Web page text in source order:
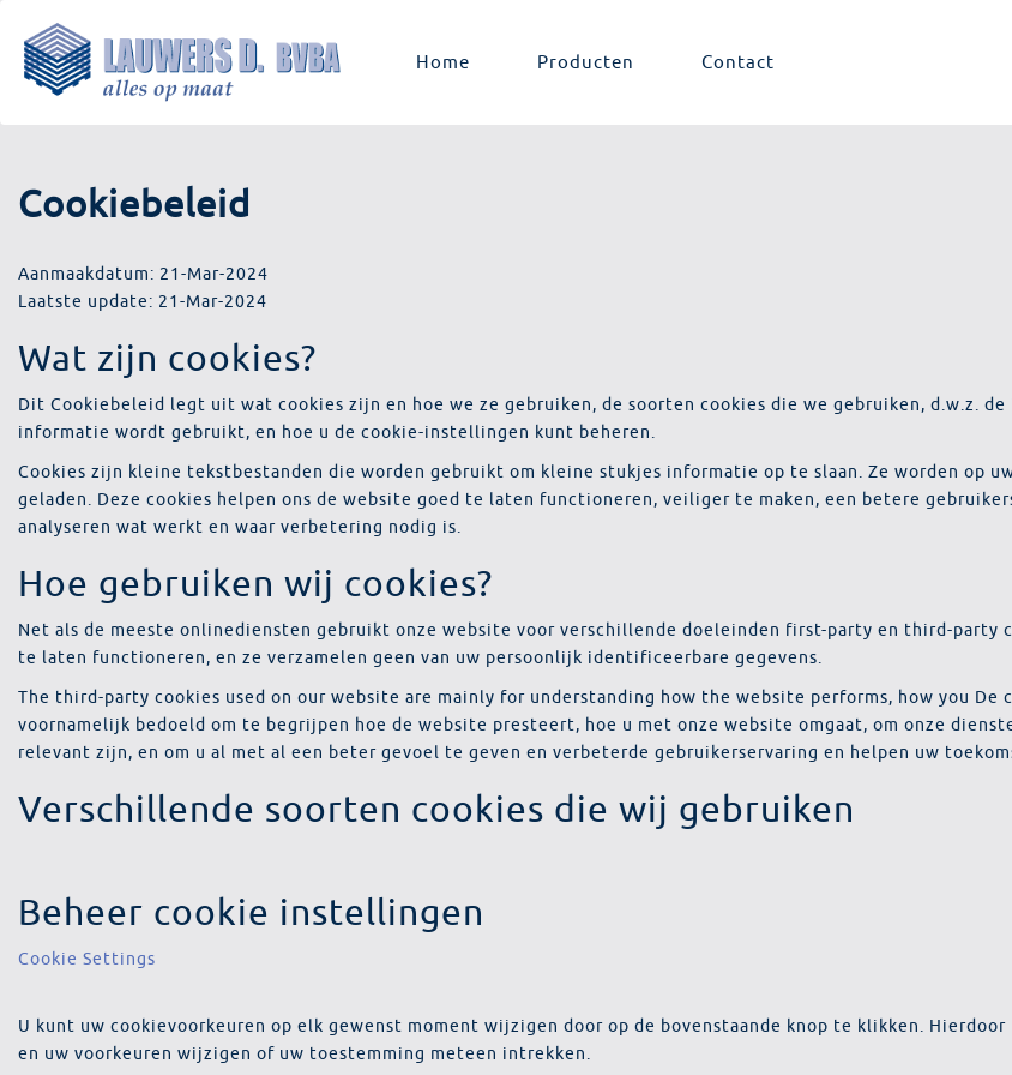
naar
Home Producten Contact
Cookiebeleid
Aanmaakdatum: 21-Mar-2024
Laatste update: 21-Mar-2024
Wat zijn cookies?
Dit Cookiebeleid legt uit wat cookies zijn en hoe we ze gebruiken, de soorten cookies die we gebruiken, d.w.z.
informatie wordt gebruikt, en hoe u de cookie-instellingen kunt beheren.
Cookies zijn kleine tekstbestanden die worden gebruikt om kleine stukjes informatie op te slaan. Ze worden op
geladen. Deze cookies helpen ons de website goed te laten functioneren, veiliger te maken, een betere
analyseren wat werkt en waar verbetering nodig is.
Hoe gebruiken wij cookies?
Net als de meeste onlinediensten gebruikt onze website voor verschillende doeleinden first-party en third-party
te laten functioneren, en ze verzamelen geen van uw persoonlijk identificeerbare gegevens.
The third-party cookies used on our website are mainly for understanding how the website performs, how you
voornamelijk bedoeld om te begrijpen hoe de website presteert, hoe u met onze website omgaat, om onze
relevant zijn, en om u al met al een beter gevoel te geven en verbeterde gebruikerservaring en helpen uw
Verschillende soorten cookies die wij gebruiken
Beheer cookie instellingen
Cookie Settings
U kunt uw cookievoorkeuren op elk gewenst moment wijzigen door op de bovenstaande knop te klikken.
en uw voorkeuren wijzigen of uw toestemming meteen intrekken.